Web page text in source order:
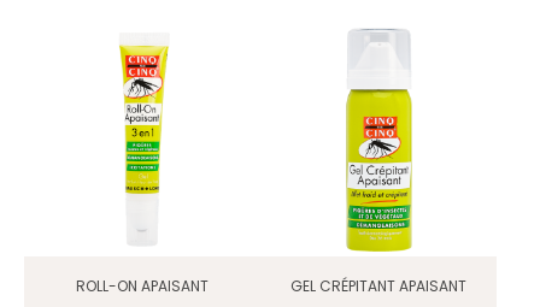
ROLL-ON APAISANT GEL CRÉPITANT APAISANT